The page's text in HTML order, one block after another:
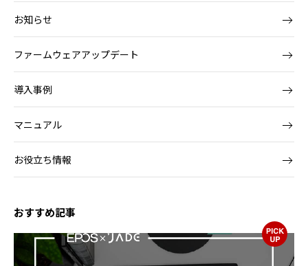
お知らせ
ファームウェアアップデート
導入事例
マニュアル
お役立ち情報
おすすめ記事